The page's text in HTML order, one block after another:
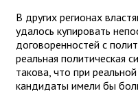
В других регионах
удалось купировать
договоренностей с
реальная политическая
такова, что при
кандидаты имели бы